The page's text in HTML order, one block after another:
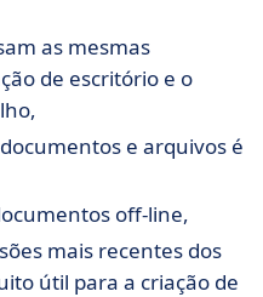
as mesmas
de escritório e o
e arquivos é
off-line,
mais recentes dos
útil para a criação de